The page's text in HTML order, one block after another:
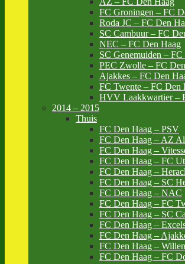
FC Groningen – FC
Roda JC – FC Den
SC Cambuur – FC
NEC – FC Den Haag
SC Genemuiden –
PEC Zwolle – FC
Ajakkes – FC Den
FC Twente – FC Den
HVV Laakkwartier –
2014 – 2015
Thuis
FC Den Haag – PSV
FC Den Haag – AZ
FC Den Haag –
FC Den Haag – FC
FC Den Haag –
FC Den Haag – SC
FC Den Haag – NAC
FC Den Haag – FC
FC Den Haag – SC
FC Den Haag –
FC Den Haag –
FC Den Haag –
FC Den Haag – FC